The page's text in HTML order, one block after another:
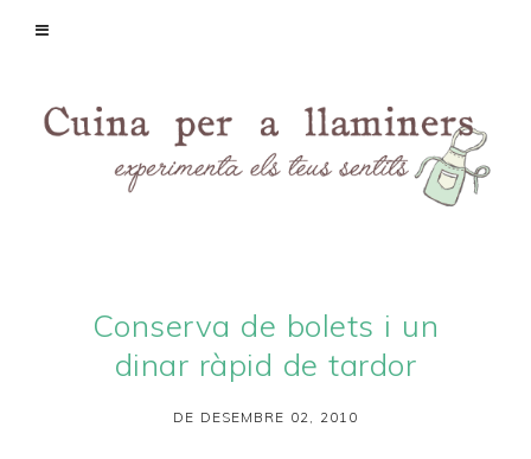
Conserva de bolets i un
dinar ràpid de tardor
DE DESEMBRE 02, 2010